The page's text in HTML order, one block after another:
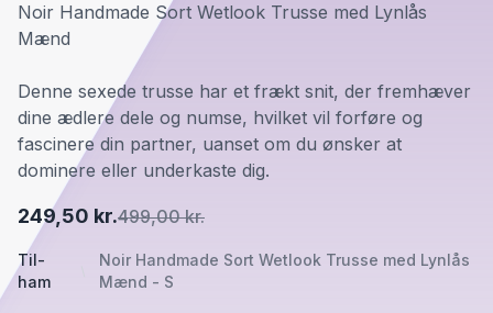
Til-
ham
Noir Handmade Sort Wetlook Trusse med Lynlås
Mænd - S
249,50 kr.499,00 kr.
Noir Handmade Sort Wetlook Trusse med Lynlås
Mænd
Denne sexede trusse har et frækt snit, der fremhæver
dine ædlere dele og numse, hvilket vil forføre og
fascinere din partner, uanset om du ønsker at
dominere eller underkaste dig.